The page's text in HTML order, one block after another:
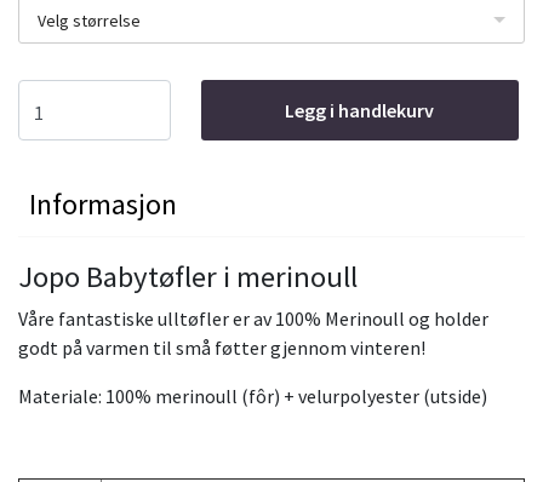
Velg størrelse
Legg i handlekurv
Informasjon
Jopo Babytøfler i merinoull
Våre fantastiske ulltøfler er av 100% Merinoull og holder
godt på varmen til små føtter gjennom vinteren!
Materiale: 100% merinoull (fôr) + velurpolyester (utside)